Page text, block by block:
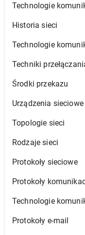
Technologie
Historia sieci
Technologie
Techniki
Środki przekazu
Urządzenia sieciowe
Topologie sieci
Rodzaje sieci
Protokoły sieciowe
Protokoły
Technologie
Protokoły e-mail